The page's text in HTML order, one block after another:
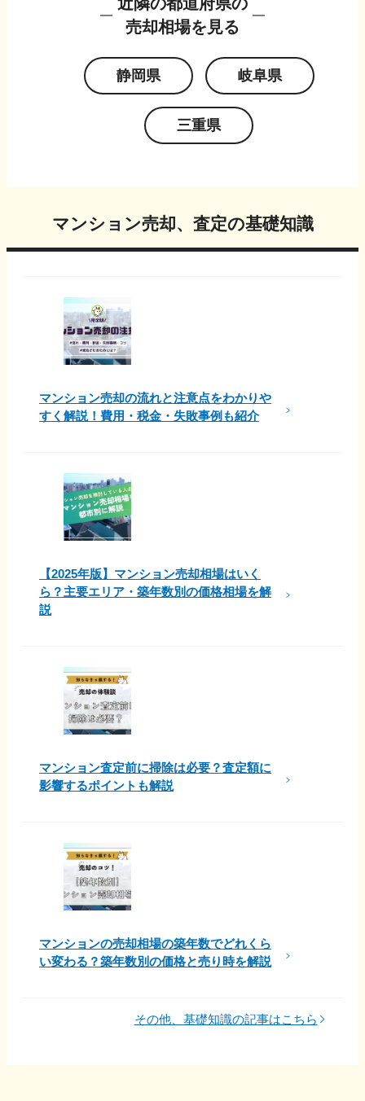
売却相場を見る
静岡県 岐阜県
三重県
マンション売却、査定の基礎知識
マンション売却の流れと注意点をわかりや
すく解説！費用・税金・失敗事例も紹介
【2025年版】マンション売却相場はいく
ら？主要エリア・築年数別の価格相場を解
説
マンション査定前に掃除は必要？査定額に
影響するポイントも解説
マンションの売却相場の築年数でどれくら
い変わる？築年数別の価格と売り時を解説
その他、基礎知識の記事はこちら